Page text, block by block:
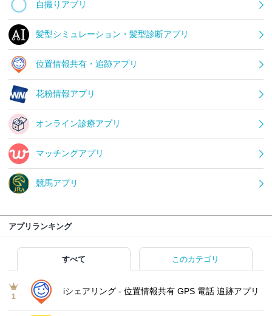
自撮りアプリ
髪型シミュレーション・髪型診断アプリ
位置情報共有・追跡アプリ
花粉情報アプリ
オンライン診療アプリ
マッチングアプリ
競馬アプリ
アプリランキング
すべて このカテゴリ
1
iシェアリング - 位置情報共有 GPS 電話 追跡アプリ